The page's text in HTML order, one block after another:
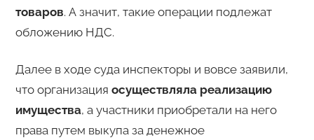
товаров. А значит, такие операции подлежат
обложению НДС.
Далее в ходе суда инспекторы и вовсе заявили,
что организация осуществляла реализацию
имущества, а участники приобретали на него
права путем выкупа за денежное